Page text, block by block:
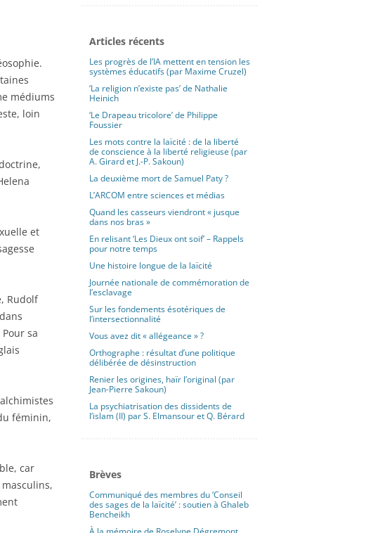
médiums
loin
et
Rudolf
sa
féminin,
car
Articles récents
Les progrès de l’IA mettent en tension les
systèmes éducatifs (par Maxime Cruzel)
‘La religion n’existe pas’ de Nathalie
Heinich
‘Le Drapeau tricolore’ de Philippe
Foussier
Les mots contre la laïcité : de la liberté
de conscience à la liberté religieuse (par
A. Girard et J.-P. Sakoun)
La deuxième mort de Samuel Paty ?
L’ARCOM entre sciences et médias
Quand les casseurs viendront « jusque
dans nos bras »
En relisant ‘Les Dieux ont soif’ – Rappels
pour notre temps
Une histoire longue de la laïcité
Journée nationale de commémoration de
l’esclavage
Sur les fondements ésotériques de
l’intersectionnalité
Vous avez dit « allégeance » ?
Orthographe : résultat d’une politique
délibérée de désinstruction
Renier les origines, haïr l’original (par
Jean-Pierre Sakoun)
La psychiatrisation des dissidents de
l’islam (II) par S. Elmansour et Q. Bérard
Brèves
Communiqué des membres du ‘Conseil
des sages de la laïcité’ : soutien à Ghaleb
Bencheikh